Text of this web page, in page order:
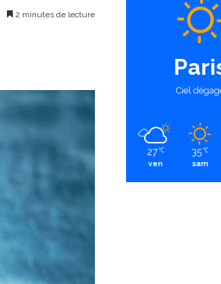
2 minutes de lecture
Ciel
27 ℃
ven
35 ℃
sam